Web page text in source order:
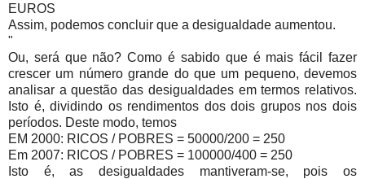
EUROS
Assim, podemos concluir que a desigualdade aumentou.
"
Ou, será que não? Como é sabido que é mais fácil fazer
crescer um número grande do que um pequeno, devemos
analisar a questão das desigualdades em termos relativos.
Isto é, dividindo os rendimentos dos dois grupos nos dois
períodos. Deste modo, temos
EM 2000: RICOS / POBRES = 50000/200 = 250
Em 2007: RICOS / POBRES = 100000/400 = 250
Isto é, as desigualdades mantiveram-se, pois os